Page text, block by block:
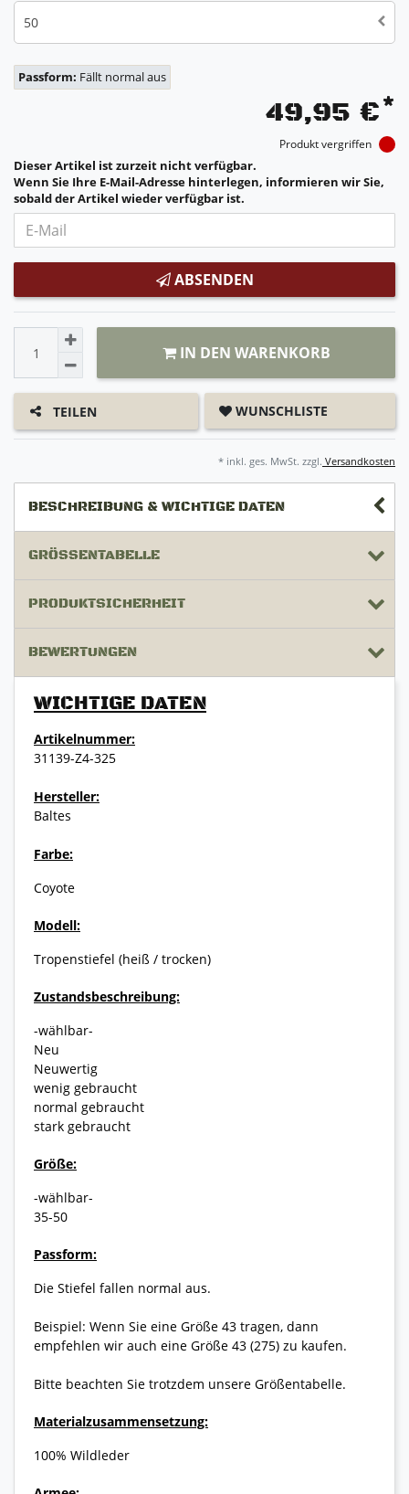
50
Passform: Fällt normal aus
49,95 €*
Produkt vergriffen
Dieser Artikel ist zurzeit nicht verfügbar.
Wenn Sie Ihre E-Mail-Adresse hinterlegen, informieren wir Sie,
sobald der Artikel wieder verfügbar ist.
ABSENDEN
IN DEN WARENKORB
TEILEN WUNSCHLISTE
* inkl. ges. MwSt. zzgl. Versandkosten
BESCHREIBUNG & WICHTIGE DATEN
GRÖSSENTABELLE
PRODUKTSICHERHEIT
BEWERTUNGEN
WICHTIGE DATEN
Artikelnummer:
31139-Z4-325
Hersteller:
Baltes
Farbe:
Coyote
Modell:
Tropenstiefel (heiß / trocken)
Zustandsbeschreibung:
-wählbar-
Neu
Neuwertig
wenig gebraucht
normal gebraucht
stark gebraucht
Größe:
-wählbar-
35-50
Passform:
Die Stiefel fallen normal aus.
Beispiel: Wenn Sie eine Größe 43 tragen, dann
empfehlen wir auch eine Größe 43 (275) zu kaufen.
Bitte beachten Sie trotzdem unsere Größentabelle.
Materialzusammensetzung:
100% Wildleder